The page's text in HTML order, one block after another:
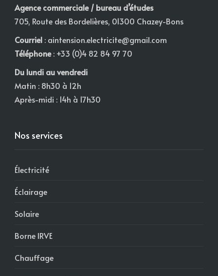
Agence commerciale / bureau d’études
705, Route des Bordelières, 01300 Chazey-Bons
Courriel : aintension.electricite@gmail.com
Téléphone: +33 (0)4 82 84 97 70
Du lundi au vendredi
Matin : 8h30 à 12h
Après-midi : 14h à 17h30
Nos services
Électricité
Éclairage
Solaire
Borne IRVE
Chauffage